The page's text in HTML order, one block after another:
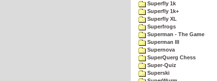
Superfly 1k
Superfly 1k+
Superfly XL
Superfrogs
Superman - The Game
Superman III
Supernova
SuperQuerg Chess
Super-Quiz
Superski